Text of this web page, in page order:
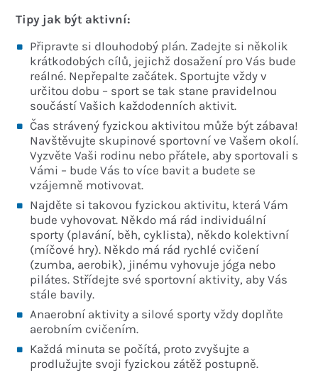
Tipy jak být aktivní:
Připravte si dlouhodobý plán. Zadejte si několik
krátkodobých cílů, jejichž dosažení pro Vás bude
reálné. Nepřepalte začátek. Sportujte vždy v
určitou dobu – sport se tak stane pravidelnou
součástí Vašich každodenních aktivit.
Čas strávený fyzickou aktivitou může být zábava!
Navštěvujte skupinové sportovní ve Vašem okolí.
Vyzvěte Vaši rodinu nebo přátele, aby sportovali s
Vámi – bude Vás to více bavit a budete se
vzájemně motivovat.
Najděte si takovou fyzickou aktivitu, která Vám
bude vyhovovat. Někdo má rád individuální
sporty (plavání, běh, cyklista), někdo kolektivní
(míčové hry). Někdo má rád rychlé cvičení
(zumba, aerobik), jinému vyhovuje jóga nebo
pilátes. Střídejte své sportovní aktivity, aby Vás
stále bavily.
Anaerobní aktivity a silové sporty vždy doplňte
aerobním cvičením.
Každá minuta se počítá, proto zvyšujte a
prodlužujte svoji fyzickou zátěž postupně.